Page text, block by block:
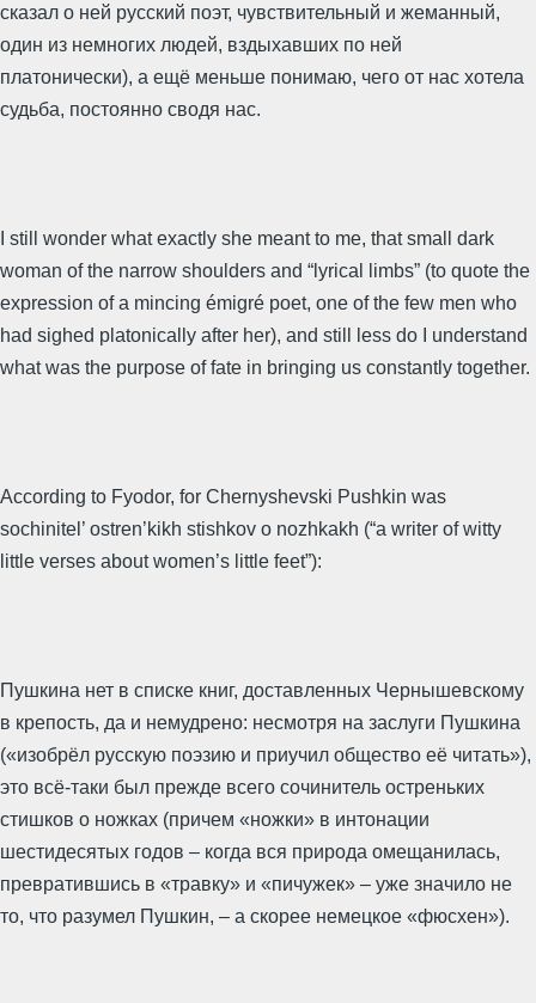
сказал о ней русский поэт, чувствительный и жеманный,
один из немногих людей, вздыхавших по ней
платонически), а ещё меньше понимаю, чего от нас хотела
судьба, постоянно сводя нас.
I still wonder what exactly she meant to me, that small dark
woman of the narrow shoulders and “lyrical limbs” (to quote the
expression of a mincing émigré poet, one of the few men who
had sighed platonically after her), and still less do I understand
what was the purpose of fate in bringing us constantly together.
According to Fyodor, for Chernyshevski Pushkin was
sochinitel’ ostren’kikh stishkov o nozhkakh (“a writer of witty
little verses about women’s little feet”):
Пушкина нет в списке книг, доставленных Чернышевскому
в крепость, да и немудрено: несмотря на заслуги Пушкина
(«изобрёл русскую поэзию и приучил общество её читать»),
это всё-таки был прежде всего сочинитель остреньких
стишков о ножках (причем «ножки» в интонации
шестидесятых годов – когда вся природа омещанилась,
превратившись в «травку» и «пичужек» – уже значило не
то, что разумел Пушкин, – а скорее немецкое «фюсхен»).